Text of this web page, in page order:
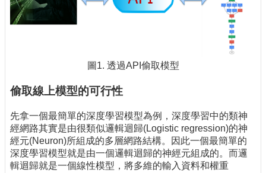
圖1. 透過API偷取模型
偷取線上模型的可行性
先拿一個最簡單的深度學習模型為例，深度學習中的類神
經網路其實是由很類似邏輯迴歸(Logistic regression)的神
經元(Neuron)所組成的多層網路結構。因此一個最簡單的
深度學習模型就是由一個邏輯迴歸的神經元組成的。而邏
輯迴歸就是一個線性模型，將多維的輸入資料和權重